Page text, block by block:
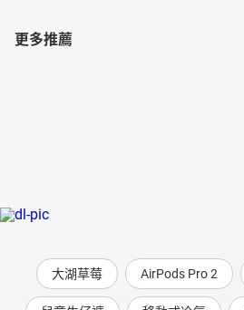
更多推薦
大湖草莓 AirPods Pro 2